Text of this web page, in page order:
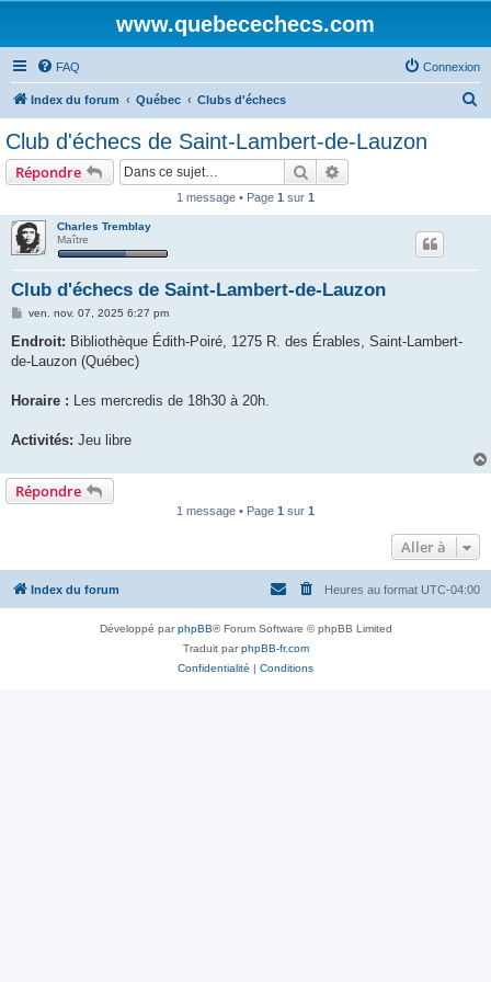
www.quebecechecs.com
FAQ Connexion
Index du forum Québec Clubs d'échecs
Club d'échecs de Saint-Lambert-de-Lauzon
Répondre Rechercher
1 message • Page 1 sur 1
Charles Tremblay
Maître
Club d'échecs de Saint-Lambert-de-Lauzon
M
s
a
ven. nov. 07, 2025 6:27 pm
Endroit: Bibliothèque Édith-Poiré, 1275 R. des Érables, Saint-Lambert-
de-Lauzon (Québec)
Horaire : Les mercredis de 18h30 à 20h.
Activités: Jeu libre
Répondre
1 message • Page 1 sur 1
Aller à
Index du forum Heures au format UTC-04:00
Développé parphpBB® Forum Software © phpBB Limited
Traduit parphpBB-fr.com
Confidentialité | Conditions